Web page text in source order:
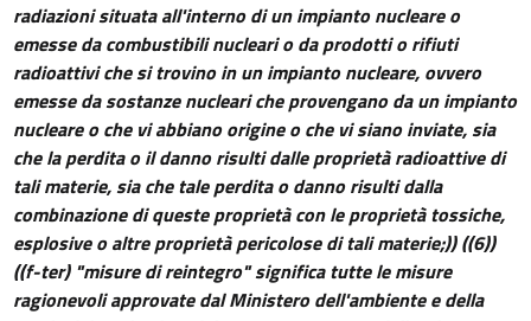
radiazioni situata all'interno di un impianto nucleare o
emesse da combustibili nucleari o da prodotti o rifiuti
radioattivi che si trovino in un impianto nucleare, ovvero
emesse da sostanze nucleari che provengano da un impianto
nucleare o che vi abbiano origine o che vi siano inviate, sia
che la perdita o il danno risulti dalle proprietà radioattive di
tali materie, sia che tale perdita o danno risulti dalla
combinazione di queste proprietà con le proprietà tossiche,
esplosive o altre proprietà pericolose di tali materie;)) ((6))
((f-ter) "misure di reintegro" significa tutte le misure
ragionevoli approvate dal Ministero dell'ambiente e della